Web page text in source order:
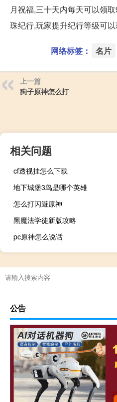
月祝福,三十天内每天可以领
珠纪行,玩家提升纪行等级可以
网络标签： 名片
上一篇
狗子原神怎么打
相关问题
cf透视挂怎么下载
地下城堡3鸟是哪个英雄
怎么打闪避原神
黑魔法学徒新版攻略
pc原神怎么说话
公告